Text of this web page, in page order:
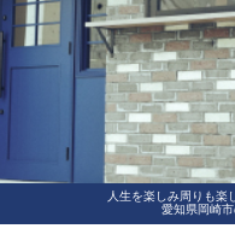
人生を楽しみ周りも楽
愛知県岡崎